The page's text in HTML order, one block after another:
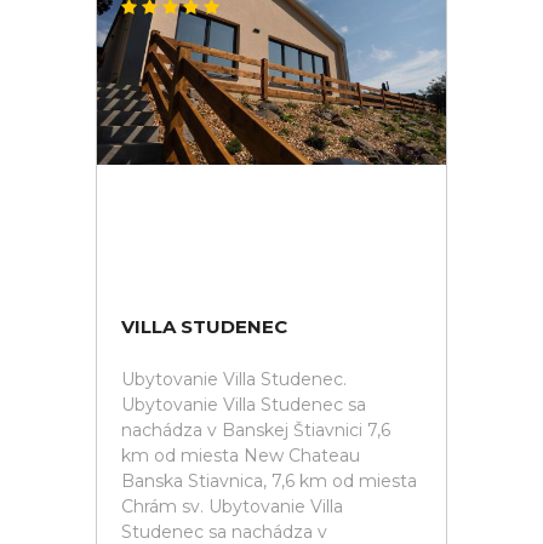
VILLA STUDENEC
Ubytovanie Villa Studenec.
Ubytovanie Villa Studenec sa
nachádza v Banskej Štiavnici 7,6
km od miesta New Chateau
Banska Stiavnica, 7,6 km od miesta
Chrám sv. Ubytovanie Villa
Studenec sa nachádza v